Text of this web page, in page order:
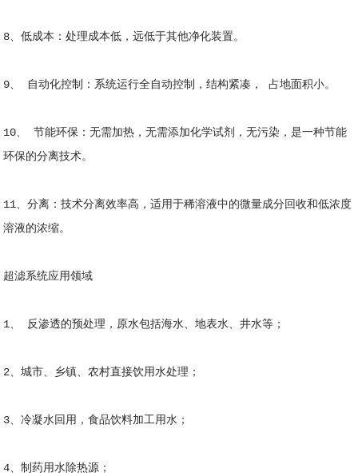
8、低成本：处理成本低，远低于其他净化装置。
9、 自动化控制：系统运行全自动控制，结构紧凑， 占地面积小。
10、 节能环保：无需加热，无需添加化学试剂，无污染，是一种节能
环保的分离技术。
11、分离：技术分离效率高，适用于稀溶液中的微量成分回收和低浓度
溶液的浓缩。
超滤系统应用领域
1、 反渗透的预处理，原水包括海水、地表水、井水等；
2、城市、乡镇、农村直接饮用水处理；
3、冷凝水回用，食品饮料加工用水；
4、制药用水除热源；